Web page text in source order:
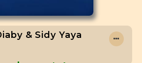
& Sidy Yaya